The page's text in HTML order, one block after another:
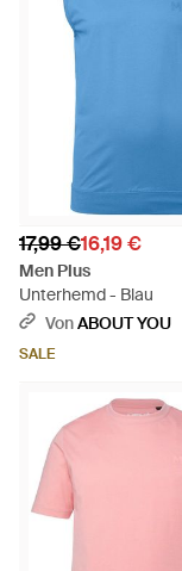
17,99 €16,19 €
Men Plus
Unterhemd - Blau
VonABOUT YOU
SALE